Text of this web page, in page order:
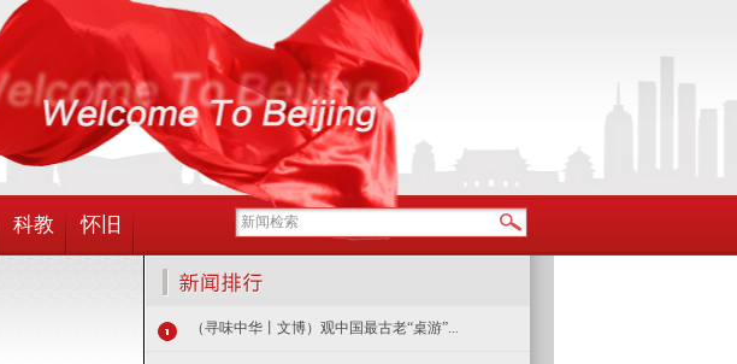
科教 怀旧
（寻味中华丨文博）观中国最古老“桌游”...